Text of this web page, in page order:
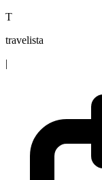
T
travelista
|